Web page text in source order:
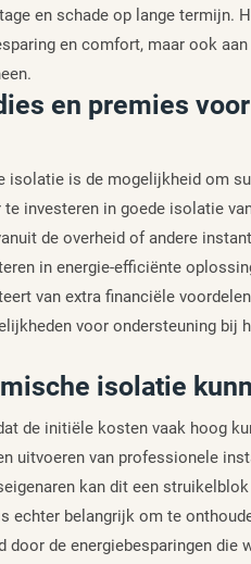
en schade op lange termijn.
en comfort, maar ook
en premies
isolatie is de mogelijkheid om
investeren in goede isolatie
de overheid of andere
in energie-efficiënte
van extra financiële
voor ondersteuning bij
isolatie
de initiële kosten vaak hoog
uitvoeren van professionele
kan dit een
echter belangrijk om te
de energiebesparingen die